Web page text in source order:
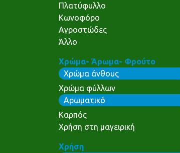
Πλατύφυλλο
Κωνοφόρο
Αγροστώδες
Άλλο
Χρώμα- Άρωμα- Φρούτο
Χρώμα άνθους
Χρώμα φύλλων
Αρωματικό
Καρπός
Χρήση στη μαγειρική
Χρήση